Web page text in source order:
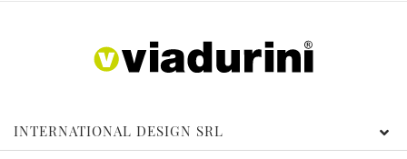
INTERNATIONAL DESIGN SRL